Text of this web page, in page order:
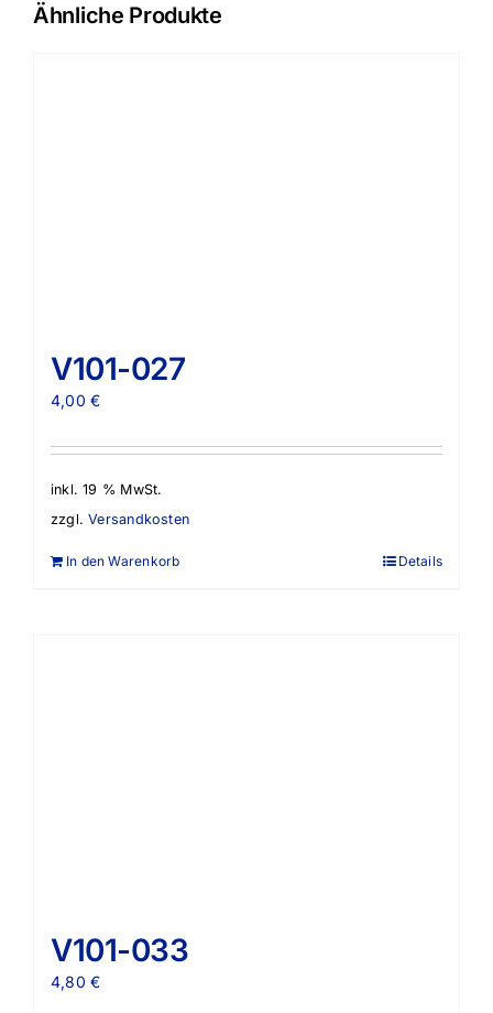
Ähnliche Produkte
V101-027
4,00€
inkl. 19 % MwSt.
zzgl.Versandkosten
In den Warenkorb Details
V101-033
4,80€